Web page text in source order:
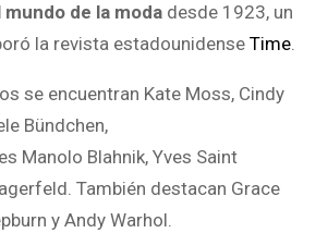
de la moda desde 1923, un
la revista estadounidense Time.
se encuentran Kate Moss, Cindy
Bündchen,
Manolo Blahnik, Yves Saint
También destacan Grace
y Andy Warhol.